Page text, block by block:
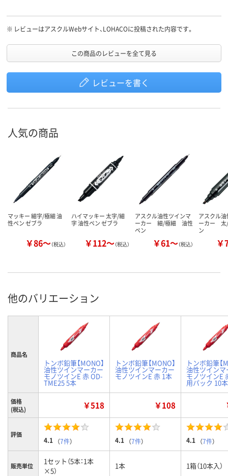
※ レビューはアスクルWebサイト、LOHACOに投稿された内容です。
この商品のレビューを全て見る
レビューを書く
人気の商品
マッキー 細字/極細 油
性ペン ゼブラ
￥86～（税込）
ハイマッキー 太字/細
字 油性ペン ゼブラ
￥112～（税込）
アスクル油性ツインマ
ーカー 細/極細 油性
ペン
￥61～（税込）
アスクル
ーカー
ン
￥
他のバリエーション
商品名
トンボ鉛筆【MONO】
油性ツインマーカー
モノツインE 赤 OD-
TME25 5本
トンボ鉛筆【MONO】
油性ツインマーカー
モノツインE 赤 1本
トンボ鉛筆【
油性ツインマ
モノツインE
用パック 10本
価格
(税込)
￥518 ￥108
評価
4.1 （7件） 4.1 （7件） 4.1 （7件）
販売単位
1セット（5本：1本
×5）
1本 1箱（10本入）